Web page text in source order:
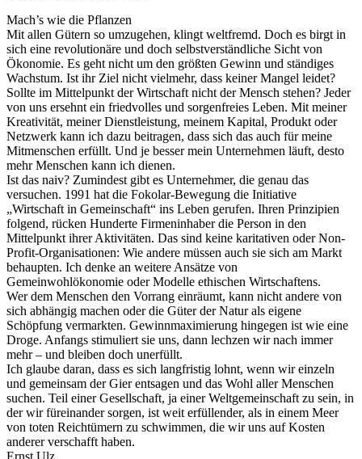
Mach’s wie die Pflanzen
Mit allen Gütern so umzugehen, klingt weltfremd. Doch es birgt in
sich eine revolutionäre und doch selbstverständliche Sicht von
Ökonomie. Es geht nicht um den größten Gewinn und ständiges
Wachstum. Ist ihr Ziel nicht vielmehr, dass keiner Mangel leidet?
Sollte im Mittelpunkt der Wirtschaft nicht der Mensch stehen? Jeder
von uns ersehnt ein friedvolles und sorgenfreies Leben. Mit meiner
Kreativität, meiner Dienstleistung, meinem Kapital, Produkt oder
Netzwerk kann ich dazu beitragen, dass sich das auch für meine
Mitmenschen erfüllt. Und je besser mein Unternehmen läuft, desto
mehr Menschen kann ich dienen.
Ist das naiv? Zumindest gibt es Unternehmer, die genau das
versuchen. 1991 hat die Fokolar-Bewegung die Initiative
„Wirtschaft in Gemeinschaft“ ins Leben gerufen. Ihren Prinzipien
folgend, rücken Hunderte Firmeninhaber die Person in den
Mittelpunkt ihrer Aktivitäten. Das sind keine karitativen oder Non-
Profit-Organisationen: Wie andere müssen auch sie sich am Markt
behaupten. Ich denke an weitere Ansätze von
Gemeinwohlökonomie oder Modelle ethischen Wirtschaftens.
Wer dem Menschen den Vorrang einräumt, kann nicht andere von
sich abhängig machen oder die Güter der Natur als eigene
Schöpfung vermarkten. Gewinnmaximierung hingegen ist wie eine
Droge. Anfangs stimuliert sie uns, dann lechzen wir nach immer
mehr – und bleiben doch unerfüllt.
Ich glaube daran, dass es sich langfristig lohnt, wenn wir einzeln
und gemeinsam der Gier entsagen und das Wohl aller Menschen
suchen. Teil einer Gesellschaft, ja einer Weltgemeinschaft zu sein, in
der wir füreinander sorgen, ist weit erfüllender, als in einem Meer
von toten Reichtümern zu schwimmen, die wir uns auf Kosten
anderer verschafft haben.
Ernst Ulz